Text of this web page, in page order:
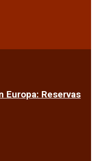
Europa: Reservas